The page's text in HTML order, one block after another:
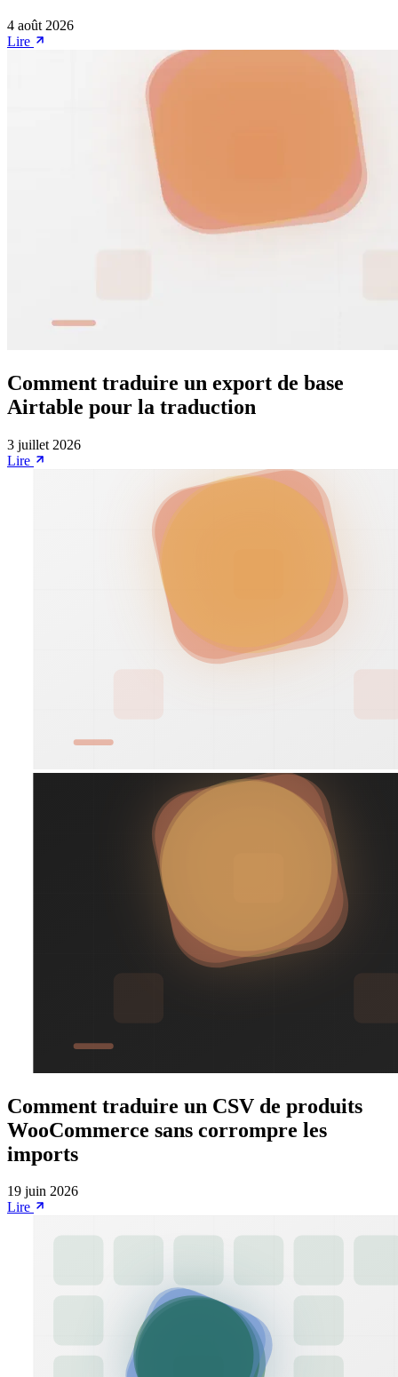
4 août 2026
Lire
Comment traduire un export de base
Airtable pour la traduction
3 juillet 2026
Lire
Comment traduire un CSV de produits
WooCommerce sans corrompre les
imports
19 juin 2026
Lire